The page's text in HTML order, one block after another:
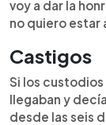
voy a dar la
no quiero estar
Castigos
Si los
llegaban y
desde las seis